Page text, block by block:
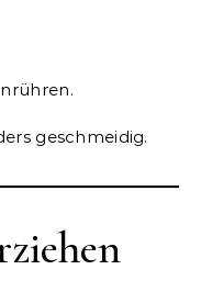
geschmeidig.